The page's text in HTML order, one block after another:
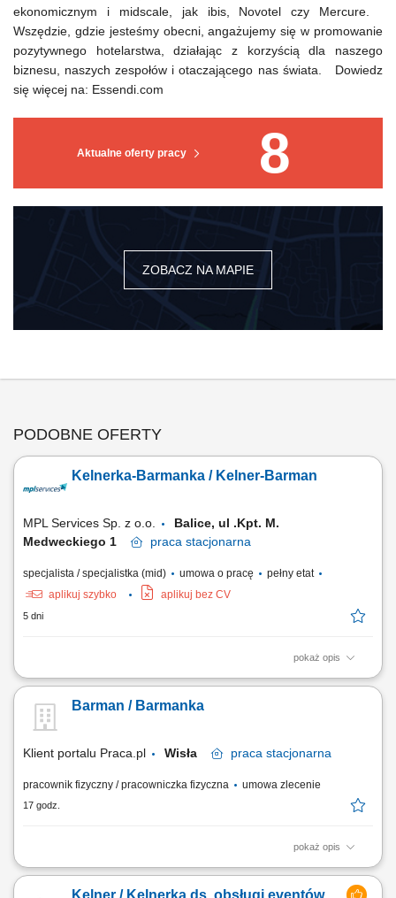
Aktualne oferty pracy 8
ZOBACZ NA MAPIE
ekonomicznym i midscale, jak ibis, Novotel czy Mercure.
Wszędzie, gdzie jesteśmy obecni, angażujemy się w promowanie
pozytywnego hotelarstwa, działając z korzyścią dla naszego
biznesu, naszych zespołów i otaczającego nas świata. Dowiedz
się więcej na: Essendi.com
PODOBNE OFERTY
Kelnerka-Barmanka / Kelner-Barman
MPL Services Sp. z o.o.
Balice, ul .Kpt. M.
Medweckiego 1
praca stacjonarna
specjalista / specjalistka (mid) umowa o pracę
pełny etat
aplikuj szybko
aplikuj bez CV
5 dni
pokaż opis
Opis stanowiska pracy Staranne prowadzenie sprzedaży bezpośredniej
Bieżące utrzymanie czystości w podległym punkcie sprzedaży;
Przyjmowanie i realizacja zamówień konsumenta; Wymagania
Barman / Barmanka
Klient portalu Praca.pl Wisła praca stacjonarna
pracownik fizyczny / pracowniczka fizyczna umowa zlecenie
17 godz.
pokaż opis
Obsługa gości w barze oraz profesjonalne doradztwo w wyborze
Kelner / Kelnerka ds. obsługi eventów